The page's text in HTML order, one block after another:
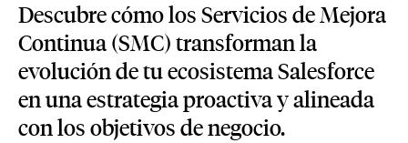
Descubre cómo los Servicios de Mejora
Continua (SMC) transforman la
evolución de tu ecosistema Salesforce
en una estrategia proactiva y alineada
con los objetivos de negocio.